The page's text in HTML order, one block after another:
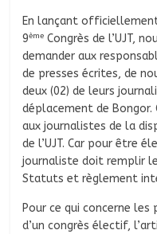
En lançant
9ème Congrès de l’UJT,
demander aux
de presses écrites, de
deux (02) de leurs
déplacement de Bongor.
aux journalistes de la
de l’UJT. Car pour être
journaliste doit remplir
Statuts et règlement
Pour ce qui concerne les
d’un congrès électif,